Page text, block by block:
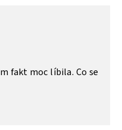
fakt moc líbila. Co se